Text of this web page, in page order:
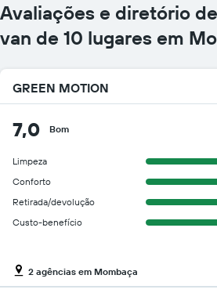
O
gráfico
tem
Y
exibindo
o
preço
barato
do
aluguel
de
carro
empresas
fornecidas
Avaliações e diretório
van de 10 lugares em
GREEN MOTION
7,0 Bom
Limpeza
Conforto
Retirada/devolução
Custo-benefício
2 agências em Mombaça